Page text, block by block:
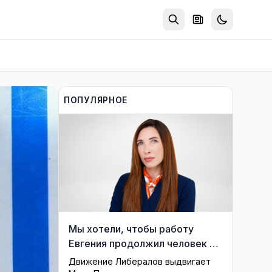
ПОПУЛЯРНОЕ
Мы хотели, чтобы работу
Евгения продолжил человек из
его близкого окружения —
Движение Либералов выдвигает